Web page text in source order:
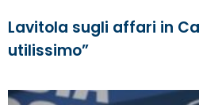
Lavitola sugli affari in
utilissimo”